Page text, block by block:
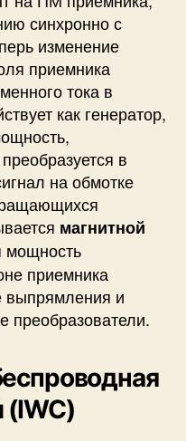
синхронно с
изменение
приемника
тока в
как генератор,
в
на обмотке
магнитной
мощность
приемника
выпрямления и
преобразователи.
(IWC)